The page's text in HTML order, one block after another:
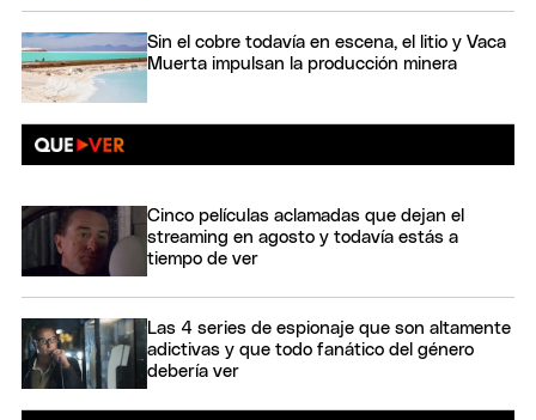
Sin el cobre todavía en escena, el litio y Vaca
Muerta impulsan la producción minera
Cinco películas aclamadas que dejan el
streaming en agosto y todavía estás a
tiempo de ver
Las 4 series de espionaje que son altamente
adictivas y que todo fanático del género
debería ver